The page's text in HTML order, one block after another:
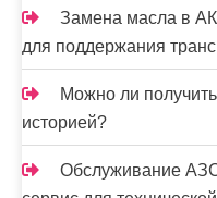
Замена масла в
для поддержания
Можно ли
историей?
Обслуживание